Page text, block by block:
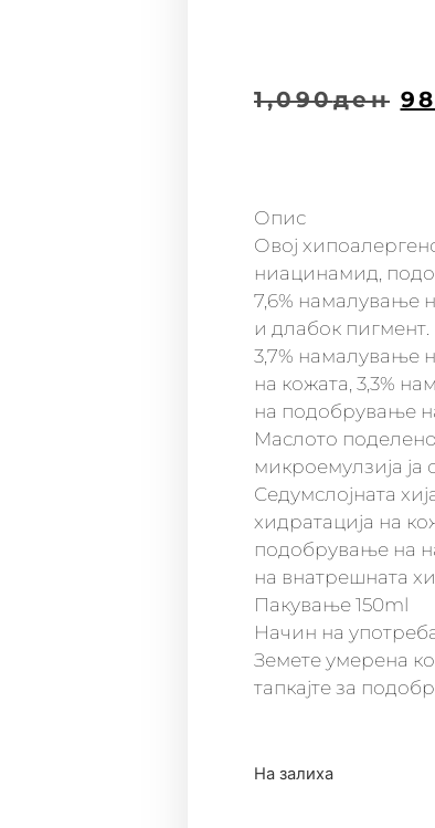
1,090ден
Опис
Овој
ниацинамид,
7,6% намалување
и длабок пигмент.
3,7% намалување
на кожата, 3,3%
на подобрување
Маслото
микроемулзија ја
Седумслојната
хидратација на
подобрување на
на внатрешната
Пакување 150ml
Начин на
Земете умерена
тапкајте за
На залиха